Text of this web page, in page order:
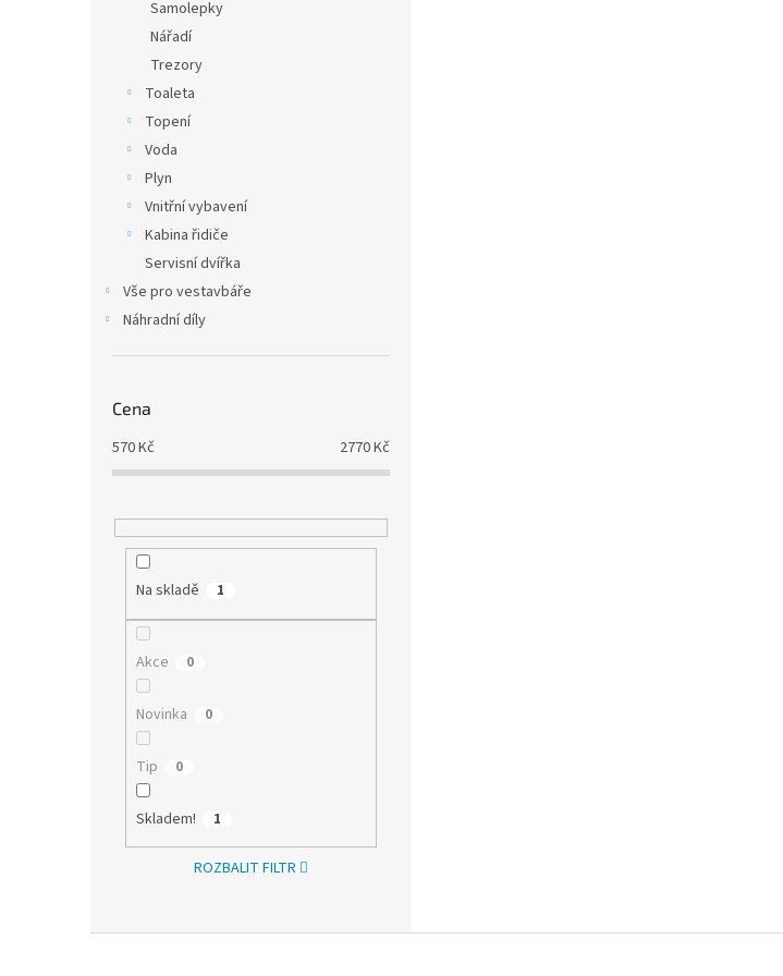
Samolepky
Nářadí
Trezory
Toaleta
Topení
Voda
Plyn
Vnitřní vybavení
Kabina řidiče
Servisní dvířka
Vše pro vestavbáře
Náhradní díly
Cena
570Kč 2770Kč
Na skladě 1
Akce 0
Novinka 0
Tip 0
Skladem! 1
ROZBALIT FILTR